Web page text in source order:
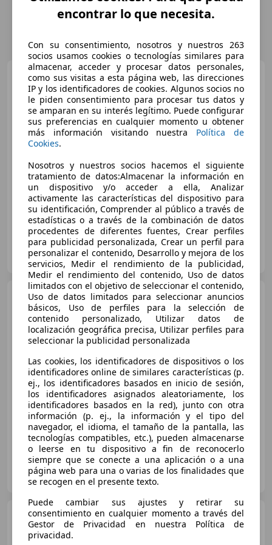
BMW X5 xDrive 25dA
€ 39.900
02/2020 147.285 km Diésel
170 kW (231 CV)
INTEGRAL MOTION PONTEVEDRA
ES-36164 Pontevedra
BMW X4xDrive 20dA
Súper oferta
01/2018 204.000 km Diésel
140 kW (190 CV)
SPORTMAD AUTOMOCION
ES-36214 VIGO
BMW X5 xDrive 40dA xLine
encontrar lo que necesita.
Con su consentimiento, nosotros y nuestros 263
socios usamos cookies o tecnologías similares para
almacenar, acceder y procesar datos personales,
como sus visitas a esta página web, las direcciones
IP y los identificadores de cookies. Algunos socios no
le piden consentimiento para procesar tus datos y
se amparan en su interés legítimo. Puede configurar
sus preferencias en cualquier momento u obtener
más información visitando nuestra Política de
Cookies.
Nosotros y nuestros socios hacemos el siguiente
tratamiento de datos:Almacenar la información en
un dispositivo y/o acceder a ella, Analizar
activamente las características del dispositivo para
su identificación, Comprender al público a través de
estadísticas o a través de la combinación de datos
procedentes de diferentes fuentes, Crear perfiles
para publicidad personalizada, Crear un perfil para
personalizar el contenido, Desarrollo y mejora de los
servicios, Medir el rendimiento de la publicidad,
Medir el rendimiento del contenido, Uso de datos
limitados con el objetivo de seleccionar el contenido,
Uso de datos limitados para seleccionar anuncios
básicos, Uso de perfiles para la selección de
contenido personalizado, Utilizar datos de
localización geográfica precisa, Utilizar perfiles para
seleccionar la publicidad personalizada
Las cookies, los identificadores de dispositivos o los
identificadores online de similares características (p.
ej., los identificadores basados en inicio de sesión,
los identificadores asignados aleatoriamente, los
identificadores basados en la red), junto con otra
información (p. ej., la información y el tipo del
navegador, el idioma, el tamaño de la pantalla, las
tecnologías compatibles, etc.), pueden almacenarse
o leerse en tu dispositivo a fin de reconocerlo
siempre que se conecte a una aplicación o a una
página web para una o varias de los finalidades que
se recogen en el presente texto.
Puede cambiar sus ajustes y retirar su
consentimiento en cualquier momento a través del
Gestor de Privacidad en nuestra Política de
privacidad.